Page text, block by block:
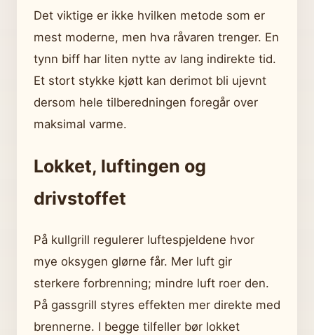
Det viktige er ikke hvilken metode som er
mest moderne, men hva råvaren trenger. En
tynn biff har liten nytte av lang indirekte tid.
Et stort stykke kjøtt kan derimot bli ujevnt
dersom hele tilberedningen foregår over
maksimal varme.
Lokket, luftingen og
drivstoffet
På kullgrill regulerer luftespjeldene hvor
mye oksygen glørne får. Mer luft gir
sterkere forbrenning; mindre luft roer den.
På gassgrill styres effekten mer direkte med
brennerne. I begge tilfeller bør lokket